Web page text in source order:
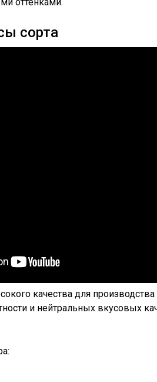
сорта
качества для
и нейтральных вкусовых